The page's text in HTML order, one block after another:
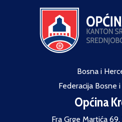
Bosna i
Federacija Bosne
Općina
Fra Grge Martića